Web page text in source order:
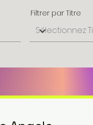
Filtrer par Titre